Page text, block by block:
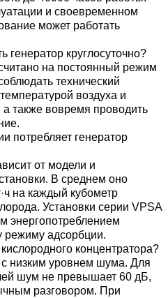
и своевременном
может работать
генератор круглосуточно?
на постоянный режим
технический
воздуха и
также вовремя проводить
потребляет генератор
от модели и
В среднем оно
на каждый кубометр
Установки серии VPSA
энергопотреблением
режиму адсорбции.
концентратора?
низким уровнем шума. Для
шум не превышает 60 дБ,
разговором. При